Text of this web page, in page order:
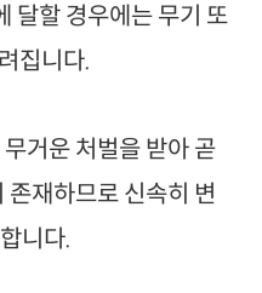
달할 경우에는 무기 또
집니다.
거운 처벌을 받아 곧
존재하므로 신속히 변
니다.